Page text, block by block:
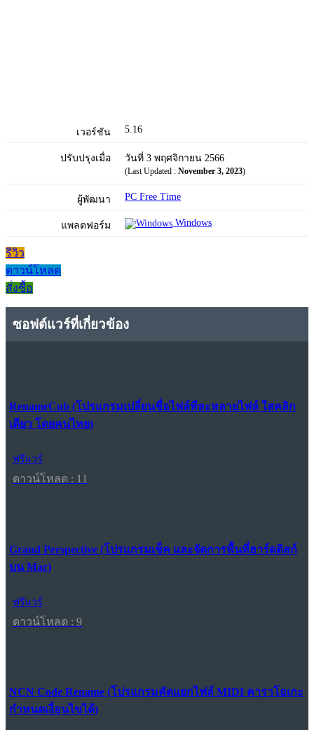
เวอร์ชัน 5.16
ปรับปรุงเมื่อ วันที่ 3 พฤศจิกายน 2566
(Last Updated : November 3, 2023)
ผู้พัฒนา PC Free Time
แพลตฟอร์ม Windows
รีวิว
ดาวน์โหลด
สั่งซื้อ
ซอฟต์แวร์ที่เกี่ยวข้อง
RenameCub (โปรแกรมเปลี่ยนชื่อไฟล์ทีละหลายไฟล์ ใสคลิก
เดียว โดยคนไทย)
ฟรีแวร์
ดาวน์โหลด : 11
Grand Perspective (โปรแกรมเช็ค และจัดการพื้นที่ฮาร์ดดิสก์
บน Mac)
ฟรีแวร์
ดาวน์โหลด : 9
NCN Code Rename (โปรแกรมคัดแยกไฟล์ MIDI คาราโอเกะ
กำหนดเงื่อนไขได้)